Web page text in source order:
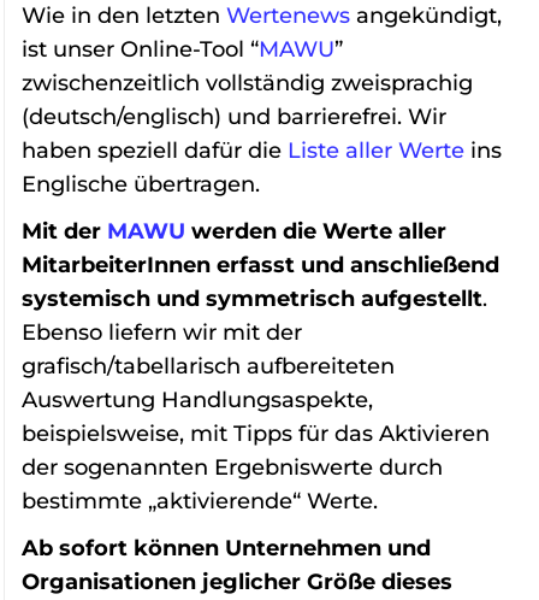
Wie in den letzten Wertenews angekündigt,
ist unser Online-Tool “MAWU”
zwischenzeitlich vollständig zweisprachig
(deutsch/englisch) und barrierefrei. Wir
haben speziell dafür die Liste aller Werte ins
Englische übertragen.
Mit der MAWU werden die Werte aller
MitarbeiterInnen erfasst und anschließend
systemisch und symmetrisch aufgestellt.
Ebenso liefern wir mit der
grafisch/tabellarisch aufbereiteten
Auswertung Handlungsaspekte,
beispielsweise, mit Tipps für das Aktivieren
der sogenannten Ergebniswerte durch
bestimmte „aktivierende“ Werte.
Ab sofort können Unternehmen und
Organisationen jeglicher Größe dieses